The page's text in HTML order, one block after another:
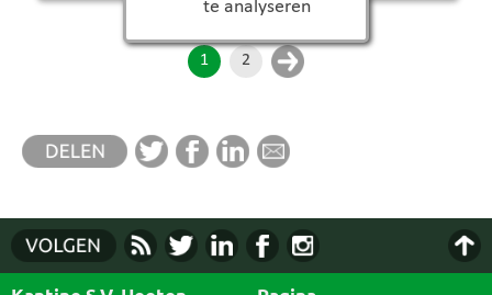
te analyseren
Aantal beschikbare foto's: 17
1 2